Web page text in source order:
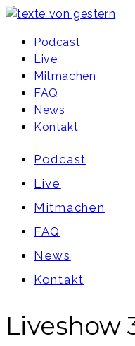
Podcast
Live
Mitmachen
FAQ
News
Kontakt
Podcast
Live
Mitmachen
FAQ
News
Kontakt
Liveshow